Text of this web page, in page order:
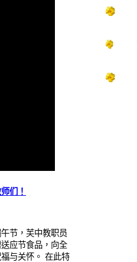
们！
节，芙中教职员
应节食品，向全
与关怀。 在此特